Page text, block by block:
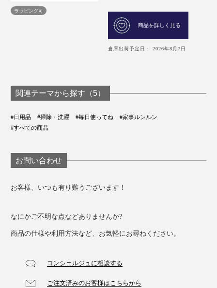
ラッピング可
商品を詳しく見る
倉庫出荷予定日： 2026年8月7日
関連テーマから探す（5）
#日用品 #掃除・洗濯 #毎日使ってね
#家事ルンルン
#すべての商品
お問い合わせ
お客様、いつも有り難うございます！
なにかご不明な点などありませんか?
商品の仕様や利用方法など、お気軽にお尋ねください。
コンシェルジュに相談する
ご注文済みのお客様はこちらから